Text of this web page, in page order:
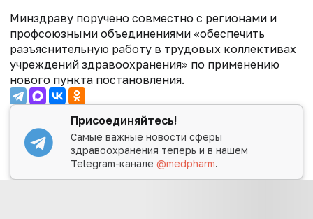
Минздраву поручено совместно с регионами и
профсоюзными объединениями «обеспечить
разъяснительную работу в трудовых коллективах
учреждений здравоохранения» по применению
нового пункта постановления.
Присоединяйтесь!
Самые важные новости сферы
здравоохранения теперь и в нашем
Telegram-канале@medpharm.